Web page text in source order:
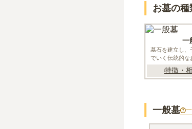
お墓の種
一
墓石を建立し、
でいく伝統的な
特徴・
一般墓